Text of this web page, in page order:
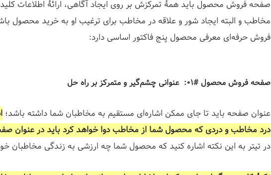
صفحه فروش محصول باید همۀ تمرکزش بر روی ایجاد آگاهی، ارائۀ اطلاعات
مخاطب و البته ایجاد شور و علاقه در مخاطب برای ترغیب او به خرید محصول
فروش حرفه‌ای معرفی محصول پنج فاکتور اساسی دارد:
صفحه فروش محصول #۰۱: عنوانی چشم‌گیر و متمرکز بر راه‌ حل
عنوان صفحه باید تا جای ممکن اشاره‌ای مستقیم به مخاطبان شما داشته باشد؛
درد مخاطب و دردی که محصول شما از مخاطب دوا خواهد کرد باید در عنوان
در تیتر به این نکته اشاره کنید که محصول شما چه ارزشی به زندگی مخاطبان